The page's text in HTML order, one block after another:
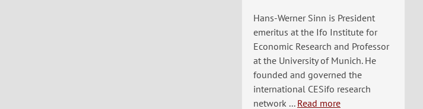
Hans-Werner Sinn is President
emeritus at the Ifo Institute for
Economic Research and Professor
at the University of Munich. He
founded and governed the
international CESifo research
network ... Read more